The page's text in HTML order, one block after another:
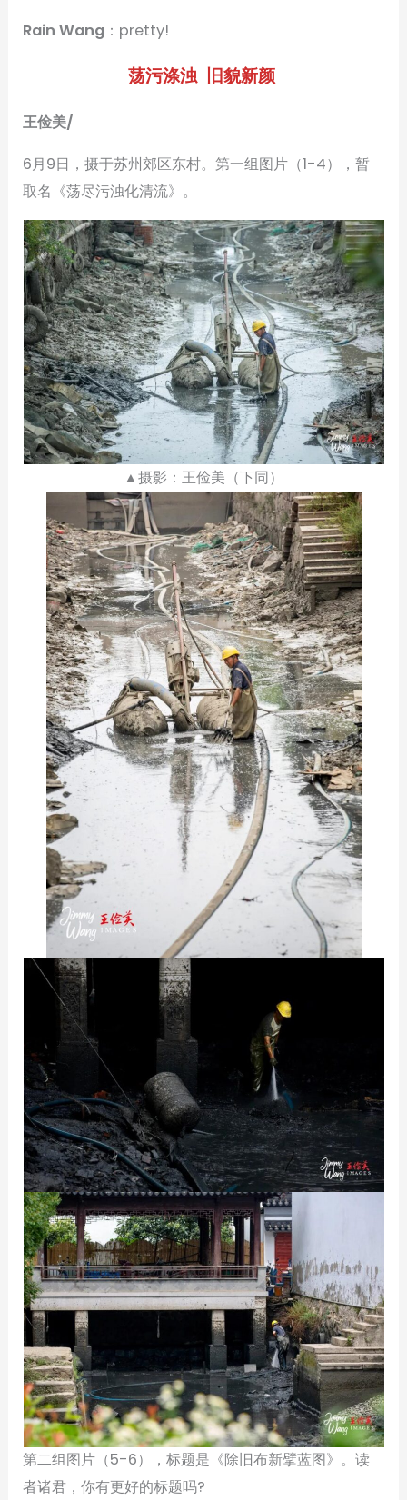
Rain Wang ：pretty!
荡污涤浊 旧貌新颜
王俭美/
6月9日，摄于苏州郊区东村。第一组图片（1-4），暂
取名《荡尽污浊化清流》。
▲摄影：王俭美（下同）
第二组图片（5-6），标题是《除旧布新擘蓝图》。读
者诸君，你有更好的标题吗?